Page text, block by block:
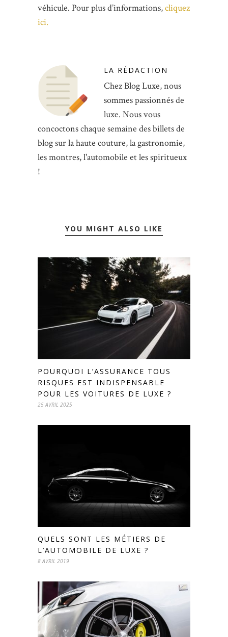
véhicule. Pour plus d’informations,cliquez
ici.
LA RÉDACTION
Chez Blog Luxe, nous
sommes passionnés de
luxe. Nous vous
concoctons chaque semaine des billets de
blog sur la haute couture, la gastronomie,
les montres, l'automobile et les spiritueux
!
YOU MIGHT ALSO LIKE
POURQUOI L’ASSURANCE TOUS
RISQUES EST INDISPENSABLE
POUR LES VOITURES DE LUXE ?
25 AVRIL 2025
QUELS SONT LES MÉTIERS DE
L’AUTOMOBILE DE LUXE ?
8 AVRIL 2019